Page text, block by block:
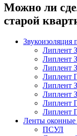
Можно ли
старой
Звукоизоляция
Липлент
Липлент
Липлент
Липлент
Липлент
Липлент
Липлент
Липлент
Ленты
ПСУЛ